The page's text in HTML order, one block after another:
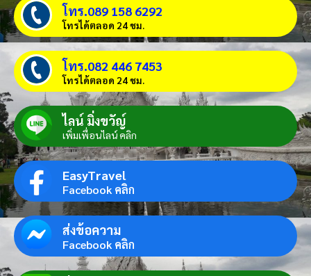
โทร.089 158 6292
โทรได้ตลอด 24 ชม.
โทร.082 446 7453
โทรได้ตลอด 24 ชม.
ไลน์ มิ่งขวัญ์
เพิ่มเพื่อนไลน์ คลิก
EasyTravel
Facebook คลิก
ส่งข้อความ
Facebook คลิก